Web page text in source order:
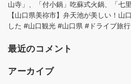
山寺」、「付小鍋」吃蘇式火鍋、「七
【山口県美祢市】弁天池が美しい！山
した #山口観光 #山口県 #ドライブ旅行
最近のコメント
アーカイブ